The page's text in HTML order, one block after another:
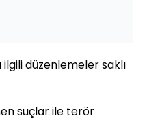
düzenlemeler saklı
suçlar ile terör